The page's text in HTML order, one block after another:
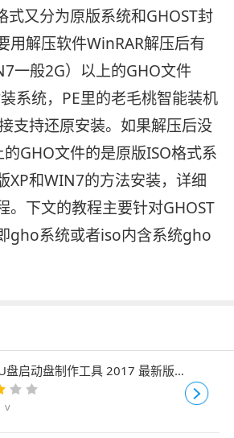
式又分为原版系统和GHOST封
用解压软件WinRAR解压后有
一般2G）以上的GHO文件
系统，PE里的老毛桃智能装机
支持还原安装。如果解压后没
GHO文件的是原版ISO格式系
XP和WIN7的方法安装，详细
。下文的教程主要针对GHOST
gho系统或者iso内含系统gho
盘启动盘制作工具 2017 最新版
v